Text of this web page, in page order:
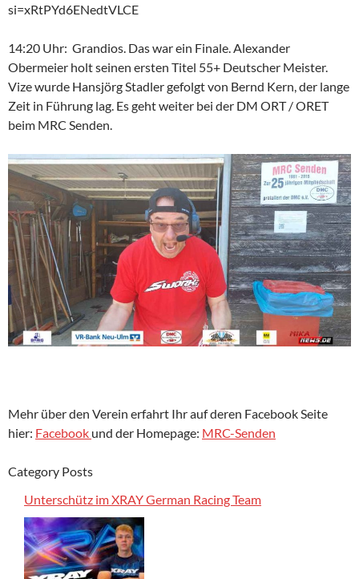
si=xRtPYd6ENedtVLCE
14:20 Uhr: Grandios. Das war ein Finale. Alexander
Obermeier holt seinen ersten Titel 55+ Deutscher Meister.
Vize wurde Hansjörg Stadler gefolgt von Bernd Kern, der lange
Zeit in Führung lag. Es geht weiter bei der DM ORT / ORET
beim MRC Senden.
Mehr über den Verein erfahrt Ihr auf deren Facebook Seite
hier: Facebook und der Homepage: MRC-Senden
Category Posts
Unterschütz im XRAY German Racing Team